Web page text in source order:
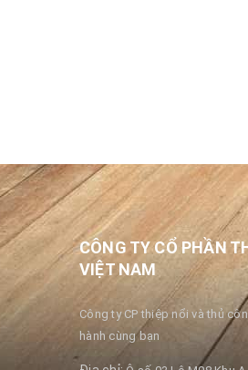
CÔNG TY CỔ PHẦN
VIỆT NAM
Công ty CP thiệp nổi và thủ
hành cùng bạn